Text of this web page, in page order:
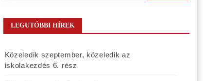
LEGUTÓBBI HÍREK
Közeledik szeptember, közeledik az
iskolakezdés 6. rész